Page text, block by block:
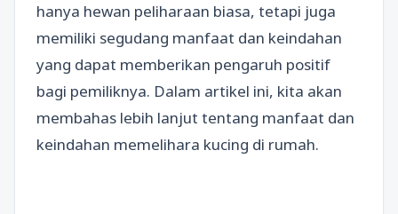
hanya hewan peliharaan biasa, tetapi juga
memiliki segudang manfaat dan keindahan
yang dapat memberikan pengaruh positif
bagi pemiliknya. Dalam artikel ini, kita akan
membahas lebih lanjut tentang manfaat dan
keindahan memelihara kucing di rumah.